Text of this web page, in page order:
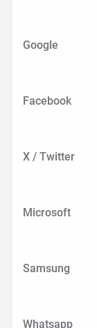
Google
Facebook
X / Twitter
Microsoft
Samsung
Whatsapp